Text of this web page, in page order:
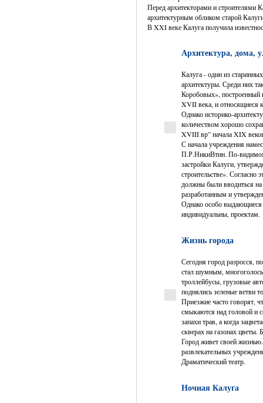
Перед архитекторами и строителями
архитектурным обликом старой
В XXI веке Калуга получила
Архитектура, дома,
Калуга - один из
архитектуры. Среди них
Коробовых», построенный
XVII века, и относящиеся
Однако историко-
количеством хорошо
XVIII вр” начала XIX
С начала учреждения
П.Р.НикиВ­тин. По-
застройки Калуги,
строительстве». Согласно
должны были вводиться
разработанным и
Однако особо выдающиеся
индивидуальны, проектам.
Жизнь города
Сегодня город разросся,
стал шумным,
троллейбусы, грузовые
поднялись зеленые ветви
Приезжие часто говорят,
смыкаются над головой и
запахи трав, а когда
скверах на газонах
Город живет своей
развлекательных
Драматический театр.
Ночная Калуга